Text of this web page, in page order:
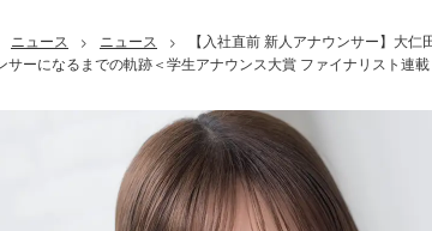
ニュース > ニュース >
【入社直前 新人アナウンサー】大
サーになるまでの軌跡＜学生アナウンス大賞 ファイナリスト連載